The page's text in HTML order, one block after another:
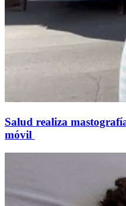
Salud realiza
móvil